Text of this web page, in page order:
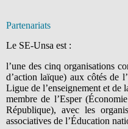
Partenariats
Le SE-Unsa est :
l’une des cinq organisations
d’action laïque) aux côtés de
Ligue de l’enseignement et de
membre de l’Esper
République), avec les
associatives de l’Éducation